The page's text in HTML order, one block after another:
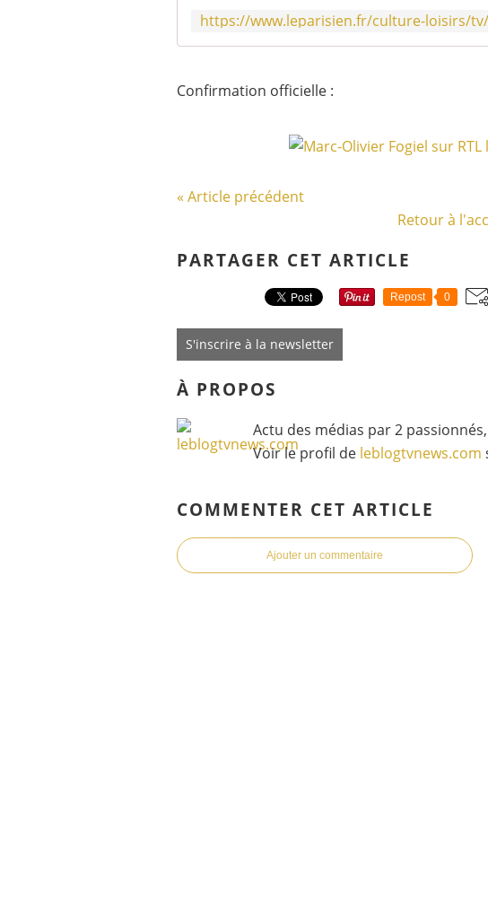
Confirmation officielle :
« Article précédent
Retour à
PARTAGER CET ARTICLE
Repost 0
S'inscrire à la newsletter
À PROPOS
Actu des médias par 2
Voir le profil de leblogtvnews.com
COMMENTER CET ARTICLE
Ajouter un commentaire